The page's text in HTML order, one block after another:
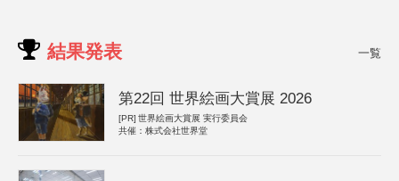
結果発表 一覧
第22回 世界絵画大賞展 2026
[PR] 世界絵画大賞展 実行委員会
共催：株式会社世界堂